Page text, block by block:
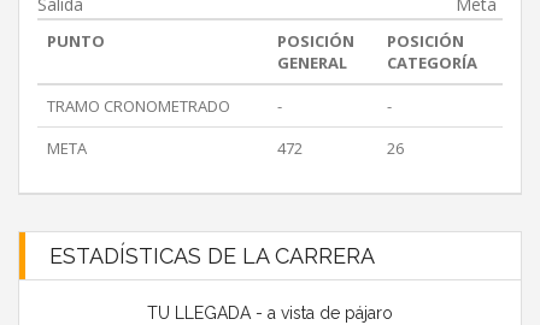
Salida Meta
PUNTO
POSICIÓN
GENERAL
POSICIÓN
CATEGORÍA
TRAMO CRONOMETRADO
-
-
META
472 26
ESTADÍSTICAS DE LA CARRERA
TU LLEGADA - a vista de pájaro